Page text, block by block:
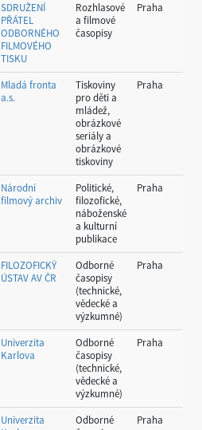
SDRUŽENÍ
PŘÁTEL
ODBORNÉHO
FILMOVÉHO
TISKU
Rozhlasové
a filmové
časopisy
Praha
Mladá fronta
a.s.
Tiskoviny
pro děti a
mládež,
obrázkové
seriály a
obrázkové
tiskoviny
Praha
Národní
filmový archiv
Politické,
filozofické,
náboženské
a kulturní
publikace
Praha
FILOZOFICKÝ
ÚSTAV AV ČR
Odborné
časopisy
(technické,
vědecké a
výzkumné)
Praha
Univerzita
Karlova
Odborné
časopisy
(technické,
vědecké a
výzkumné)
Praha
Univerzita
Odborné
Praha